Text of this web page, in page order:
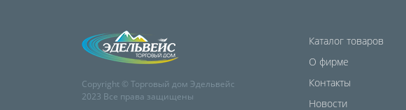
Copyright © Торговый дом Эдельвейс
2023 Все права защищены
Каталог товаров
О фирме
Контакты
Новости